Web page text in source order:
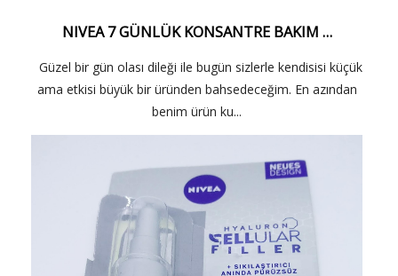
NIVEA 7 GÜNLÜK KONSANTRE BAKIM …
Güzel bir gün olası dileği ile bugün sizlerle kendisisi küçük
ama etkisi büyük bir üründen bahsedeceğim. En azından
benim ürün ku...